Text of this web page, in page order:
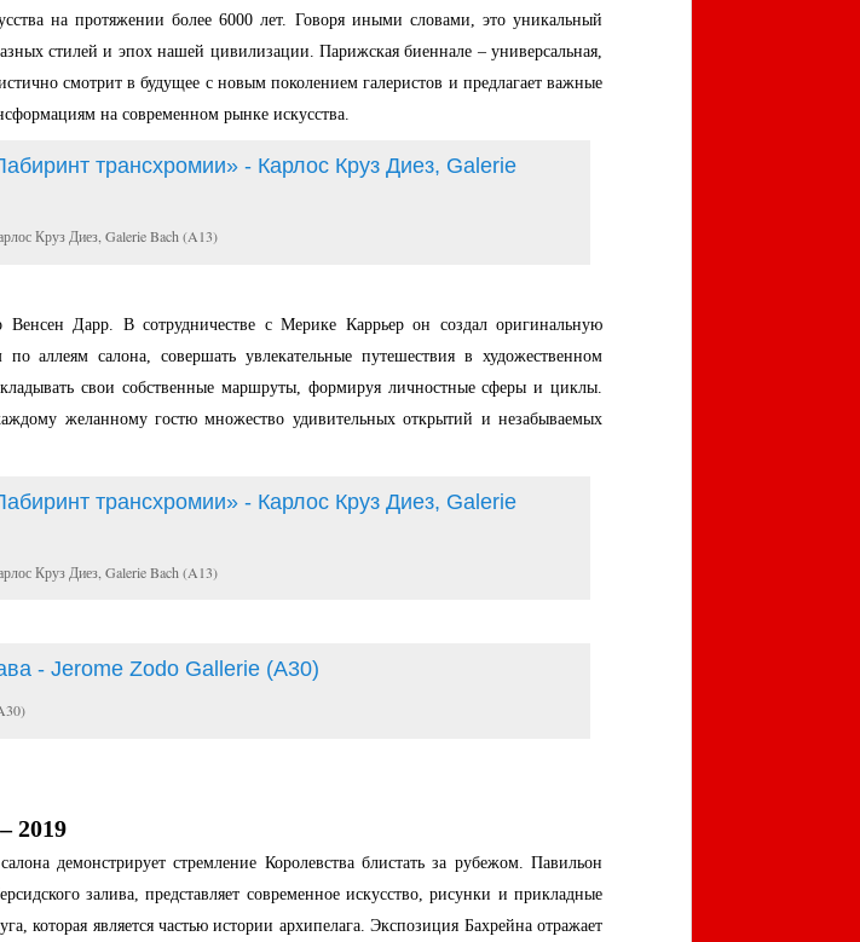
на протяжении более 6000 лет. Говоря иными словами, это уникальный
стилей и эпох нашей цивилизации. Парижская биеннале – универсальная,
смотрит в будущее с новым поколением галеристов и предлагает важные
на современном рынке искусства.
Круз Диез, Galerie Bach (A13)
Дарр. В сотрудничестве с Мерике Каррьер он создал оригинальную
аллеям салона, совершать увлекательные путешествия в художественном
свои собственные маршруты, формируя личностные сферы и циклы.
желанному гостю множество удивительных открытий и незабываемых
Круз Диез, Galerie Bach (A13)
2019
демонстрирует стремление Королевства блистать за рубежом. Павильон
залива, представляет современное искусство, рисунки и прикладные
которая является частью истории архипелага. Экспозиция Бахрейна отражает